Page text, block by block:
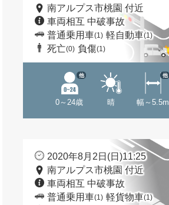
南アルプス市桃園 付近
車両相互 中破事故
普通乗用車(1) 軽自動車(1)
死亡(0) 負傷(1)
0～24歳
他
晴 幅～5.5m
他
2020年8月2日(日)11:25
南アルプス市桃園 付近
車両相互 中破事故
普通乗用車(1) 軽貨物車(1)